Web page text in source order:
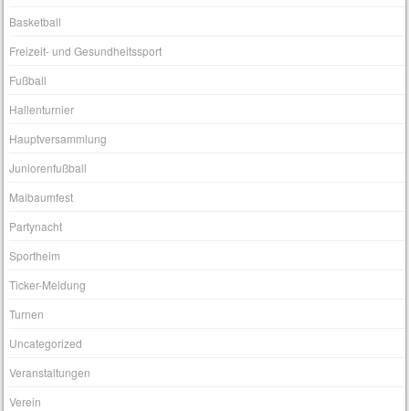
Basketball
Freizeit- und Gesundheitssport
Fußball
Hallenturnier
Hauptversammlung
Juniorenfußball
Maibaumfest
Partynacht
Sportheim
Ticker-Meldung
Turnen
Uncategorized
Veranstaltungen
Verein